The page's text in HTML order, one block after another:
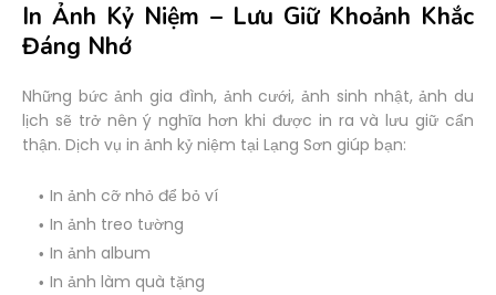
In Ảnh Kỷ Niệm – Lưu Giữ Khoảnh Khắc
Đáng Nhớ
Những bức ảnh gia đình, ảnh cưới, ảnh sinh nhật, ảnh du
lịch sẽ trở nên ý nghĩa hơn khi được in ra và lưu giữ cẩn
thận. Dịch vụ in ảnh kỷ niệm tại Lạng Sơn giúp bạn:
In ảnh cỡ nhỏ để bỏ ví
In ảnh treo tường
In ảnh album
In ảnh làm quà tặng